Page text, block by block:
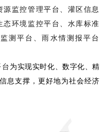
监控管理平台、灌区信息
环境监控平台、水库标准
测平台、雨水情测报平台
为实现实时化、数字化、精
息支撑，更好地为社会经济